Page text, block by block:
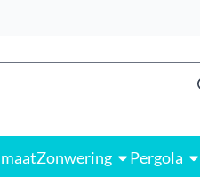
Zonwering Pergola